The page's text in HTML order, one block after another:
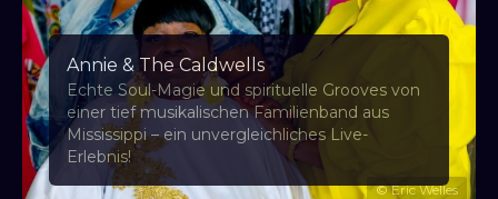
©Eric Welles
Annie & The Caldwells
Echte Soul-Magie und spirituelle Grooves von
einer tief musikalischen Familienband aus
Mississippi – ein unvergleichliches Live-
Erlebnis!